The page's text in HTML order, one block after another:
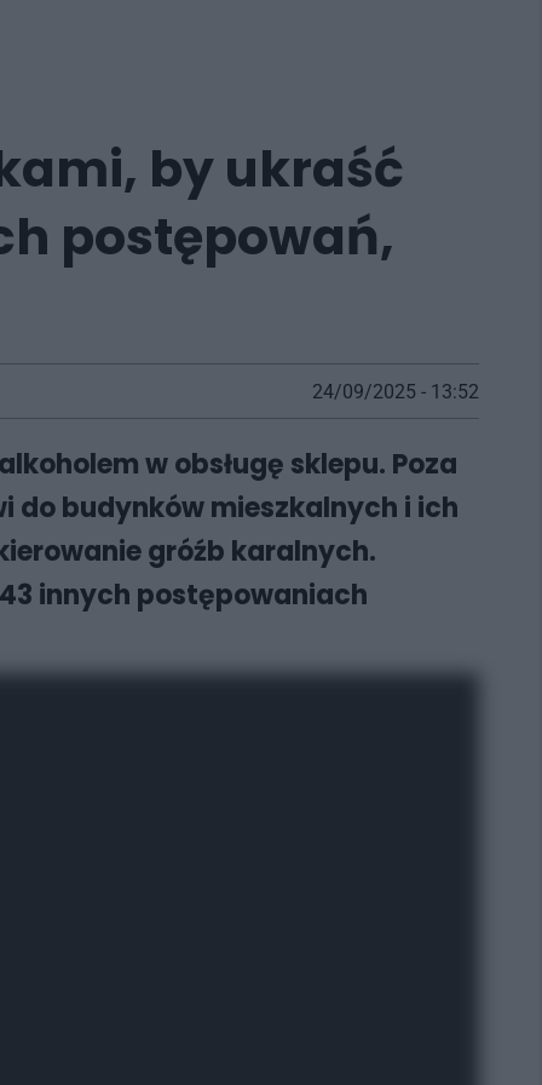
by ukraść
postępowań,
24/09/2025 - 13:52
w obsługę sklepu. Poza
do budynków mieszkalnych i ich
gróźb karalnych.
innych postępowaniach